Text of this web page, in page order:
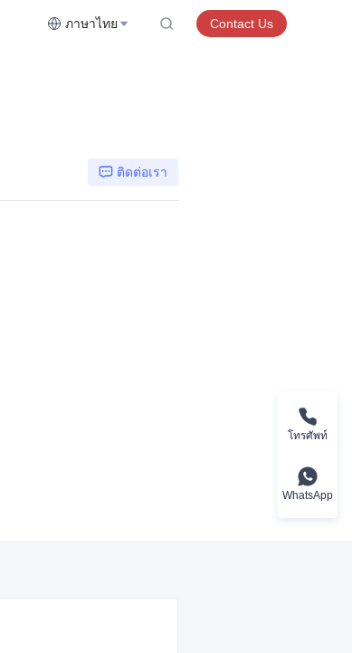
ภาษาไทย Contact Us
ติดต่อเรา
โทรศัพท์
WhatsApp